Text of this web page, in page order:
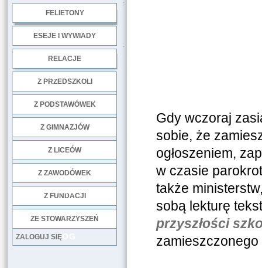
FELIETONY
ESEJE I WYWIADY
RELACJE
Z PRZEDSZKOLI
Z PODSTAWÓWEK
Z GIMNAZJÓW
Z LICEÓW
Z ZAWODÓWEK
Z FUNDACJI
ZE STOWARZYSZEŃ
LOG
ZALOGUJ SIĘ
Gdy wczoraj
sobie, że
ogłoszeniem,
w czasie
także
sobą lekturę
przyszłości